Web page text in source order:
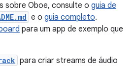
sobre Oboe, consulte o guia de
e o guia completo.
para um app de exemplo que
para criar streams de áudio